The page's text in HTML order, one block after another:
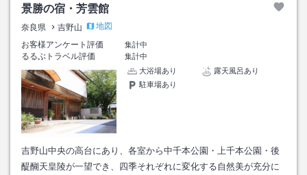
景勝の宿・芳雲館
奈良県 吉野山
地図
お客様アンケート評価
集計中
るるぶトラベル評価
集計中
大浴場あり
露天風呂あり
駐車場あり
吉野山中央の高台にあり、各室から中千本公園・上千本公園・後
醍醐天皇陵が一望でき、四季それぞれに変化する自然美が充分に